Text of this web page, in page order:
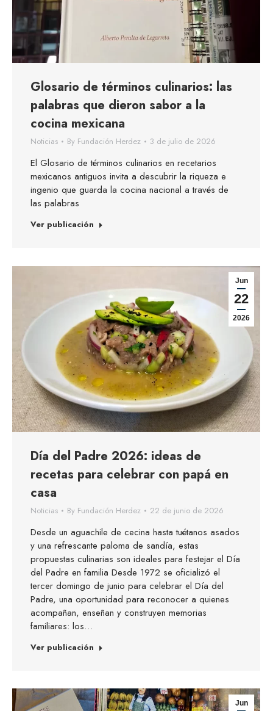
Glosario de términos culinarios: las
palabras que dieron sabor a la
cocina mexicana
Noticias By Fundación Herdez 3 de julio de 2026
El Glosario de términos culinarios en recetarios
mexicanos antiguos invita a descubrir la riqueza e
ingenio que guarda la cocina nacional a través de
las palabras
Ver publicación
Jun
22
2026
Día del Padre 2026: ideas de
recetas para celebrar con papá en
casa
Noticias By Fundación Herdez 22 de junio de 2026
Desde un aguachile de cecina hasta tuétanos asados
y una refrescante paloma de sandía, estas
propuestas culinarias son ideales para festejar el Día
del Padre en familia Desde 1972 se oficializó el
tercer domingo de junio para celebrar el Día del
Padre, una oportunidad para reconocer a quienes
acompañan, enseñan y construyen memorias
familiares: los…
Ver publicación
Jun